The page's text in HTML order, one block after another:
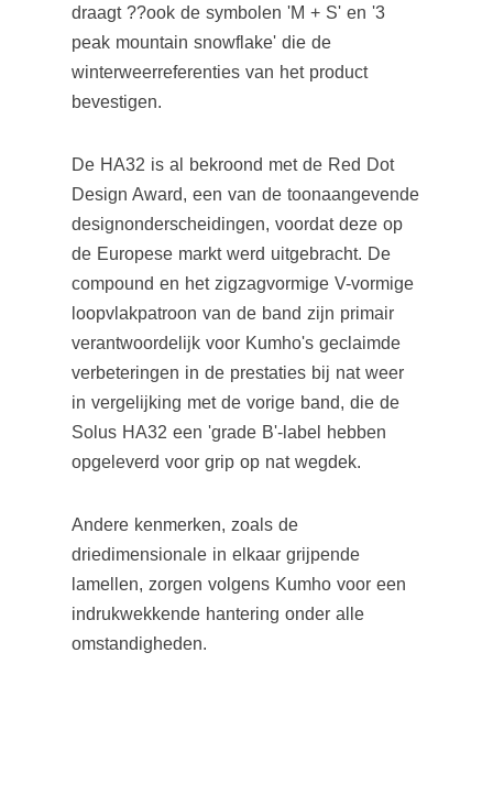
draagt ??ook de symbolen 'M + S' en '3
peak mountain snowflake' die de
winterweerreferenties van het product
bevestigen.
De HA32 is al bekroond met de Red Dot
Design Award, een van de toonaangevende
designonderscheidingen, voordat deze op
de Europese markt werd uitgebracht. De
compound en het zigzagvormige V-vormige
loopvlakpatroon van de band zijn primair
verantwoordelijk voor Kumho's geclaimde
verbeteringen in de prestaties bij nat weer
in vergelijking met de vorige band, die de
Solus HA32 een 'grade B'-label hebben
opgeleverd voor grip op nat wegdek.
Andere kenmerken, zoals de
driedimensionale in elkaar grijpende
lamellen, zorgen volgens Kumho voor een
indrukwekkende hantering onder alle
omstandigheden.